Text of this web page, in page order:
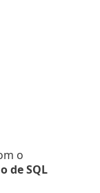
o
de SQL